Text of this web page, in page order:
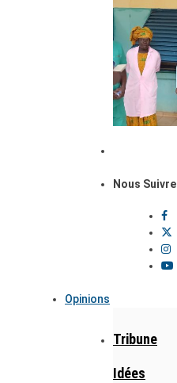
Nous Suivre
Opinions
Tribune
Idées